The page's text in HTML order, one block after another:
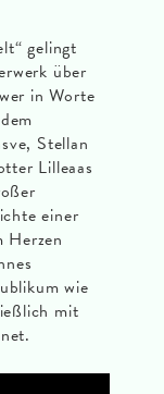
gelingt
über
in Worte
Stellan
Lilleaas
einer
Herzen
wie
mit